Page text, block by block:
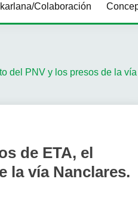
Colaboración
del PNV y los presos de la vía
de ETA, el
la vía Nanclares.